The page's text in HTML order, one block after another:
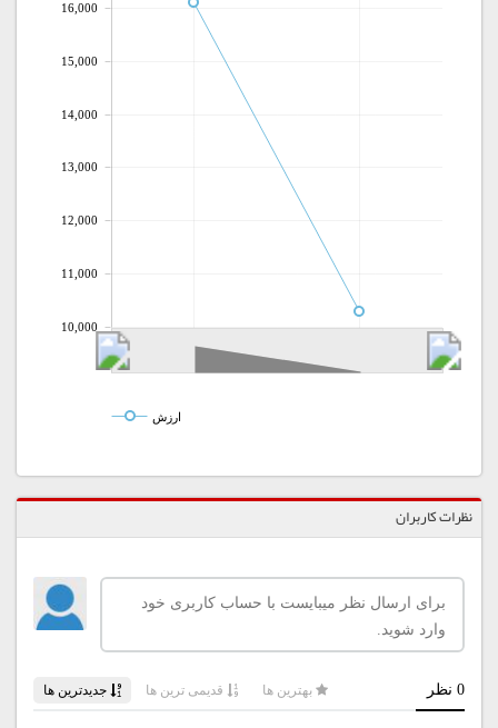
10,000
11,000
12,000
13,000
14,000
15,000
16,000
ارزش
نظرات کاربران